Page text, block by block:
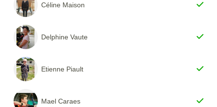
Céline Maison
Delphine Vaute
Etienne Piault
Mael Caraes